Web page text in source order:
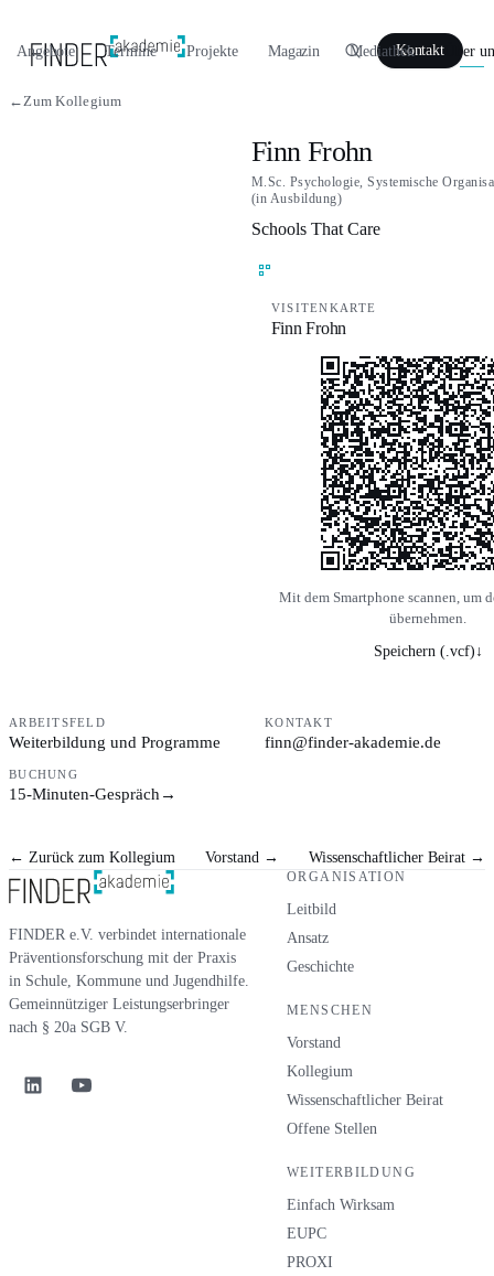
Angebote Termine Projekte Magazin Mediathek Über
Kontakt
←Zum Kollegium
Finn Frohn
M.Sc. Psychologie, Systemische
(in Ausbildung)
Schools That Care
VISITENKARTE
Finn Frohn
Mit dem Smartphone scannen, um
übernehmen.
Speichern (.vcf)↓
ARBEITSFELD
Weiterbildung und Programme
KONTAKT
finn@finder-akademie.de
BUCHUNG
15-Minuten-Gespräch →
← Zurück zum Kollegium Vorstand → Wissenschaftlicher Beirat →
FINDER e.V. verbindet internationale
Präventionsforschung mit der Praxis
in Schule, Kommune und Jugendhilfe.
Gemeinnütziger Leistungserbringer
nach § 20a SGB V.
ORGANISATION
Leitbild
Ansatz
Geschichte
MENSCHEN
Vorstand
Kollegium
Wissenschaftlicher Beirat
Offene Stellen
WEITERBILDUNG
Einfach Wirksam
EUPC
PROXI